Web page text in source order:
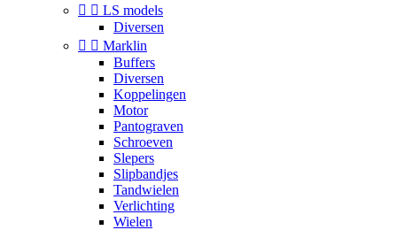
  LS models
Diversen
  Marklin
Buffers
Diversen
Koppelingen
Motor
Pantograven
Schroeven
Slepers
Slipbandjes
Tandwielen
Verlichting
Wielen